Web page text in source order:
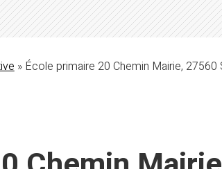
» École primaire 20 Chemin Mairie, 27560